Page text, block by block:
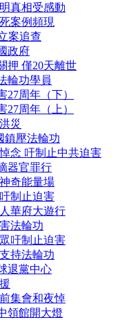
真相受感動
案例頻現
案追查
政府
押 僅20天離世
輪功學員
周年（下）
周年（上）
災
鎮壓法輪功
念 吁制止中共迫害
器官罪行
奇能量場
制止迫害
華府大遊行
法輪功
吁制止迫害
持法輪功
退黨中心
集會和夜悼
領館開大燈